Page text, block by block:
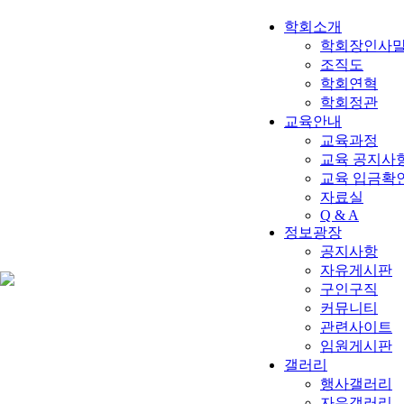
학회소개
학회장인사
조직도
학회연혁
학회정관
교육안내
교육과정
교육 공지사
교육 입금확
자료실
Q & A
정보광장
공지사항
자유게시판
구인구직
커뮤니티
관련사이트
임원게시판
갤러리
행사갤러리